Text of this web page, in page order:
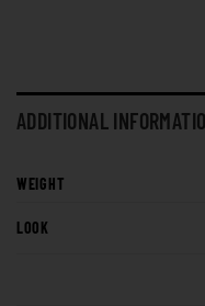
ADDITIONAL
WEIGHT
LOOK